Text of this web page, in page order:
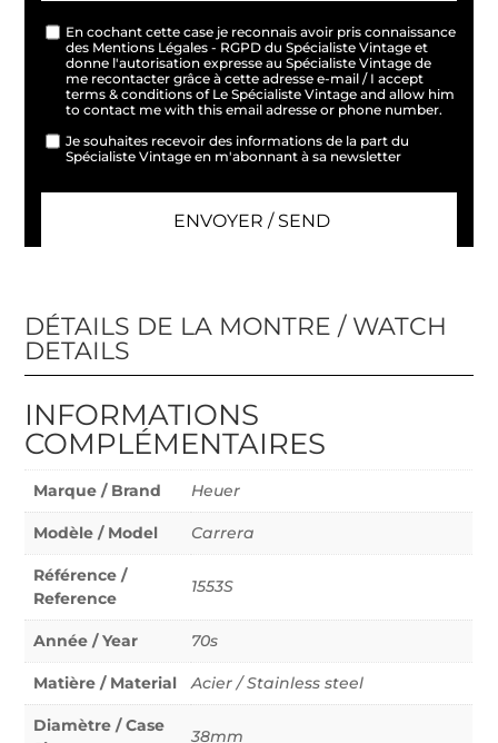
En cochant cette case je reconnais avoir pris connaissance
des Mentions Légales - RGPD du Spécialiste Vintage et
donne l'autorisation expresse au Spécialiste Vintage de
me recontacter grâce à cette adresse e-mail / I accept
terms & conditions of Le Spécialiste Vintage and allow him
to contact me with this email adresse or phone number.
Je souhaites recevoir des informations de la part du
Spécialiste Vintage en m'abonnant à sa newsletter
DÉTAILS DE LA MONTRE / WATCH
DETAILS
INFORMATIONS
COMPLÉMENTAIRES
Marque / Brand Heuer
Modèle / Model Carrera
Référence /
Reference
1553S
Année / Year 70s
Matière / Material Acier / Stainless steel
Diamètre / Case
38mm